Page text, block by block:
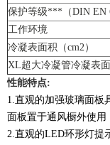
保护等级***（DIN EN
工作环境
冷凝表面积（cm2）
XL超大冷凝管冷凝表
性能特点:
1.直观的加强玻璃面板
面板置于通风橱外使用
2.直观的LED环形灯提